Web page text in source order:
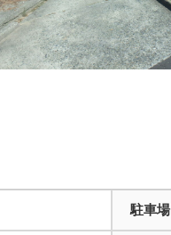
駐車場